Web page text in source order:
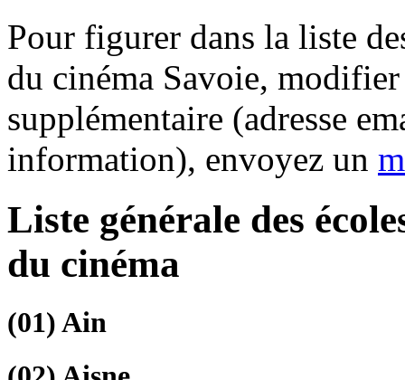
Pour figurer dans la liste
du cinéma Savoie,
supplémentaire (adresse
information), envoyez un
Liste générale des
du cinéma
(01)Ain